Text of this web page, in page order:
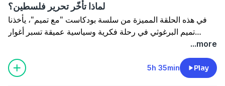
لماذا تأخّر تحرير فلسطين؟
في هذه الحلقة المميزة من سلسة بودكاست "مع تميم"، يأخذنا
تميم البرغوثي في رحلة فكرية وسياسية عميقة تسبر أغوار
الصراع الفلسطيني الإسرائيلي من منظور تاريخي ومعاصر. بين
سردية المقاومة وتضحياتها العظيمة، ومساءلة مسارات التسوية
السياسية، يناقش تميم قضايا تتشابك فيها الحقوق الفردية
والجماعية مع الإرث الوطني، ويعيد تشكيل مفهوم التحرير كعملية
...more
5h 35min Play